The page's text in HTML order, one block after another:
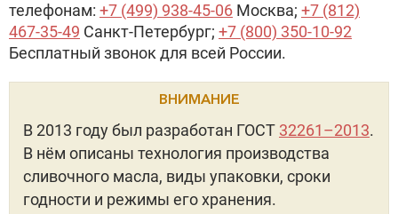
телефонам: +7 (499) 938-45-06 Москва; +7 (812)
467-35-49 Санкт-Петербург; +7 (800) 350-10-92
Бесплатный звонок для всей России.
ВНИМАНИЕ
В 2013 году был разработан ГОСТ 32261–2013.
В нём описаны технология производства
сливочного масла, виды упаковки, сроки
годности и режимы его хранения.